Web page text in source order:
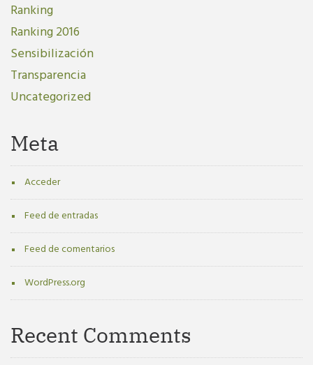
Ranking
Ranking 2016
Sensibilización
Transparencia
Uncategorized
Meta
Acceder
Feed de entradas
Feed de comentarios
WordPress.org
Recent Comments